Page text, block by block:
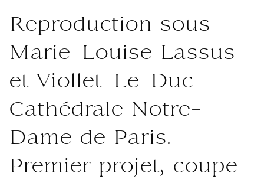
Reproduction sous
Marie-Louise Lassus
et Viollet-Le-Duc -
Cathédrale Notre-
Dame de Paris.
Premier projet, coupe